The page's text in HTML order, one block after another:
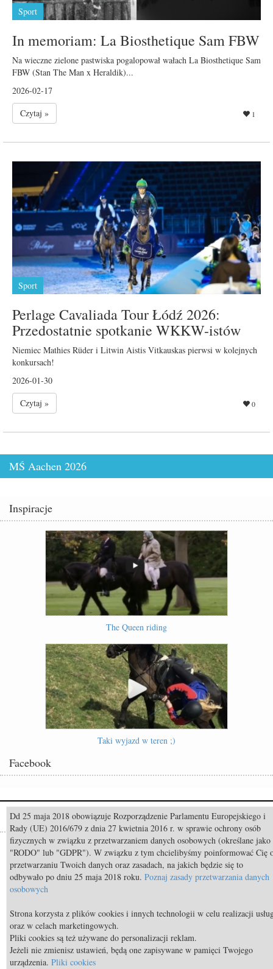
Sport
In memoriam: La Biosthetique Sam FBW
Na wieczne zielone pastwiska pogalopował wałach La Biosthetique Sam
FBW (Stan The Man x Heraldik)...
2026-02-17
Czytaj »
1
Sport
Perlage Cavaliada Tour Łódź 2026:
Przedostatnie spotkanie WKKW-istów
Niemiec Mathies Rüder i Litwin Aistis Vitkauskas pierwsi w kolejnych
konkursach!
2026-01-30
Czytaj »
0
MŚ Aachen 2026
Inspiracje
The Queen riding
Taki wyjazd w teren ;)
Facebook
Popularne
Odszedł Monty Roberts – człowiek, który nauczył świat słuchać koni
Pride of Poland & Summer Sale 2026: Katalog oferowanych koni
Constable FRH (Contendro I x Diarado) sprzedany do USA
TOP 9 najdroższych koni świata
Jazda konna: Brązowa Odznaka Jeździecka - czworobok
Dd 25 maja 2018 obowiązuje Rozporządzenie Parlamentu Europejskiego i
Rady (UE) 2016/679 z dnia 27 kwietnia 2016 r. w sprawie ochrony osób
fizycznych w związku z przetwarzaniem danych osobowych (określane jako
"RODO" lub "GDPR"). W związku z tym chcielibyśmy poinformować Cię
przetwarzaniu Twoich danych oraz zasadach, na jakich będzie się to
odbywało po dniu 25 maja 2018 roku. Poznaj zasady przetwarzania danych
osobowych
Strona korzysta z plików cookies i innych technologii w celu realizacji
oraz w celach marketingowych.
Pliki cookies są też używane do personalizacji reklam.
Jeżeli nie zmienisz ustawień, będą one zapisywane w pamięci Twojego
urządzenia. Pliki cookies